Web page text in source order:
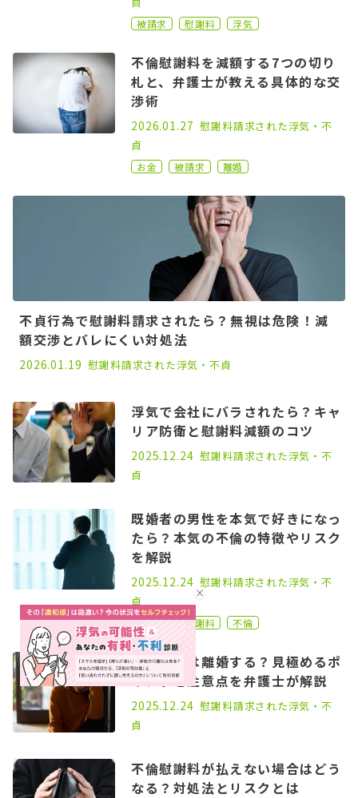
被請求 慰謝料 浮気
不倫慰謝料を減額する7つの切り
札と、弁護士が教える具体的な交
渉術
2022.08.17
2026.01.27 慰謝料請求された浮気・不
貞
お金 被請求 離婚
不貞行為で慰謝料請求されたら？無視は危険！減
額交渉とバレにくい対処法
2026.01.19 慰謝料請求された浮気・不貞
浮気で会社にバラされたら？キャ
リア防衛と慰謝料減額のコツ
2025.11.07
2025.12.24 慰謝料請求された浮気・不
貞
既婚者の男性を本気で好きになっ
たら？本気の不倫の特徴やリスク
を解説
2021.02.03
2025.12.24 慰謝料請求された浮気・不
貞
被請求 慰謝料 不倫
不倫相手は離婚する？見極めるポ
イントと注意点を弁護士が解説
2025.09.29
2025.12.24 慰謝料請求された浮気・不
貞
不倫慰謝料が払えない場合はどう
なる？対処法とリスクとは